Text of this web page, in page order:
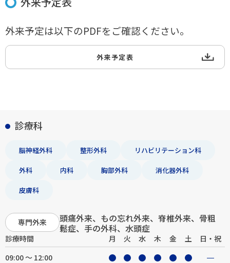
外来予定は以下のPDFをご確認ください。
外来予定表
診療科
脳神経外科 整形外科 リハビリテーション科
外科 内科 胸部外科 消化器外科
皮膚科
専門外来
頭痛外来、もの忘れ外来、脊椎外来、骨粗
鬆症、手の外科、水頭症
診療時間 月 火 水 木 金 土
日・祝
09:00 ～ 12:00